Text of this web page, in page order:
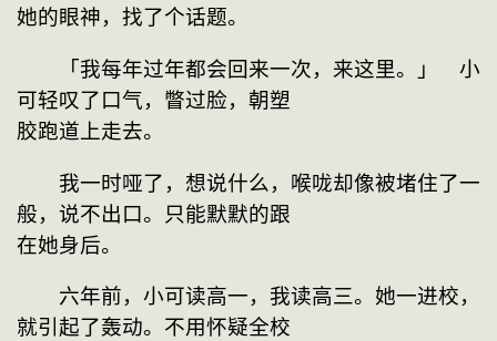
她的眼神，找了个话题。
「我每年过年都会回来一次，来这里。」　小
可轻叹了口气，瞥过脸，朝塑
胶跑道上走去。
我一时哑了，想说什么，喉咙却像被堵住了一
般，说不出口。只能默默的跟
在她身后。
六年前，小可读高一，我读高三。她一进校，
就引起了轰动。不用怀疑全校